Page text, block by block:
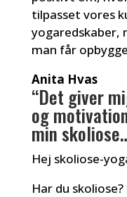
tilpasset vores
yogaredskaber,
man får
Anita Hvas
“Det giver
og
min
Hej skoliose-
Har du